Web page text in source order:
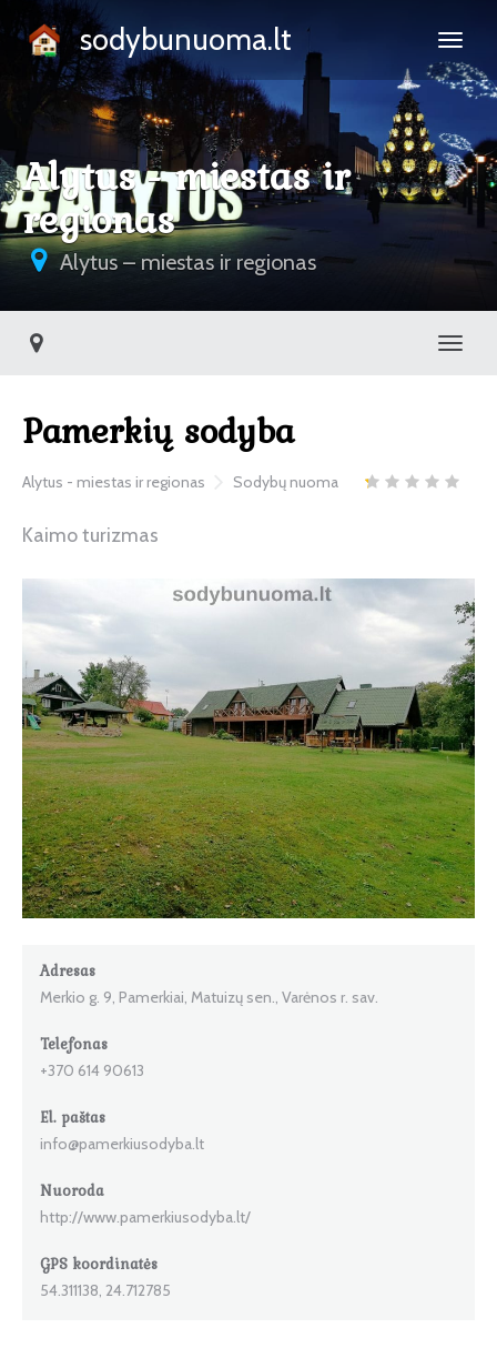
sodybunuoma.lt
Alytus - miestas ir
regionas
Alytus – miestas ir regionas
Pamerkių sodyba
Alytus - miestas ir regionas Sodybų nuoma
Kaimo turizmas
Adresas
Merkio g. 9, Pamerkiai, Matuizų sen., Varėnos r. sav.
Telefonas
+370 614 90613
El. paštas
info@pamerkiusodyba.lt
Nuoroda
http://www.pamerkiusodyba.lt/
GPS koordinatės
54.311138, 24.712785